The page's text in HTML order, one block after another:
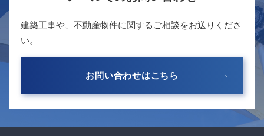
建築工事や、不動産物件に関するご相談をお送りくださ
い。
お問い合わせはこちら